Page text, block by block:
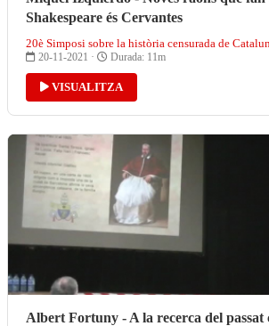
Shakespeare és Cervantes
20è Simposi sobre la història censurada de
20-11-2021 · Durada: 11m
VISUALITZA
Albert Fortuny - A la recerca del passat